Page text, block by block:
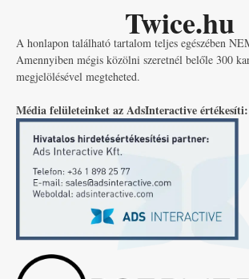
Twice.hu
A honlapon található tartalom teljes egészében
Amennyiben mégis közölni szeretnél belőle 300
megjelölésével megteheted.
Média felületeinket az AdsInteractive értékesíti: